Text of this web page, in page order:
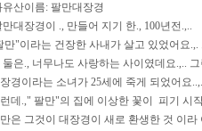
유산이름: 팔만대장경
만대장경이 ., 만들어 지기 한., 100년전.,..
"이라는 건장한 사내가 살고 있었어요
은., 너무나도 사랑하는 사이였데요.,.. 그
경이라는 소녀가 25세에 죽게 되었어요
데.," 팔만"의 집에 이상한 꽃이 피기 시
은 그것이 대장경이 새로 환생한 것 이라